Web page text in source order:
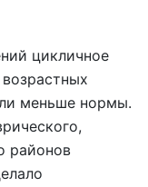
цикличное
меньше нормы.
районов